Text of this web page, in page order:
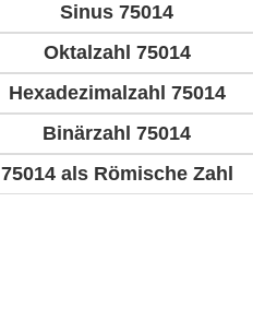
Sinus 75014
Oktalzahl 75014
Hexadezimalzahl 75014
Binärzahl 75014
75014 als Römische Zahl